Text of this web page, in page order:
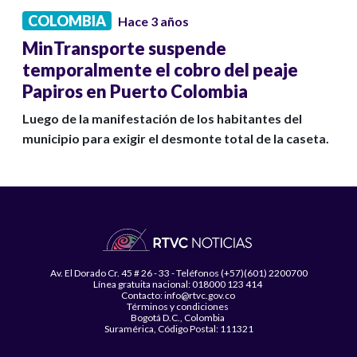
COLOMBIA Hace 3 años
MinTransporte suspende
temporalmente el cobro del peaje
Papiros en Puerto Colombia
Luego de la manifestación de los habitantes del
municipio para exigir el desmonte total de la caseta.
Av. El Dorado Cr. 45 # 26 - 33 - Teléfonos (+57)(601) 2200700
Línea gratuita nacional: 018000 123 414
Contacto: info@rtvc.gov.co
Términos y condiciones
Bogotá D.C., Colombia
Suramérica, Código Postal: 111321